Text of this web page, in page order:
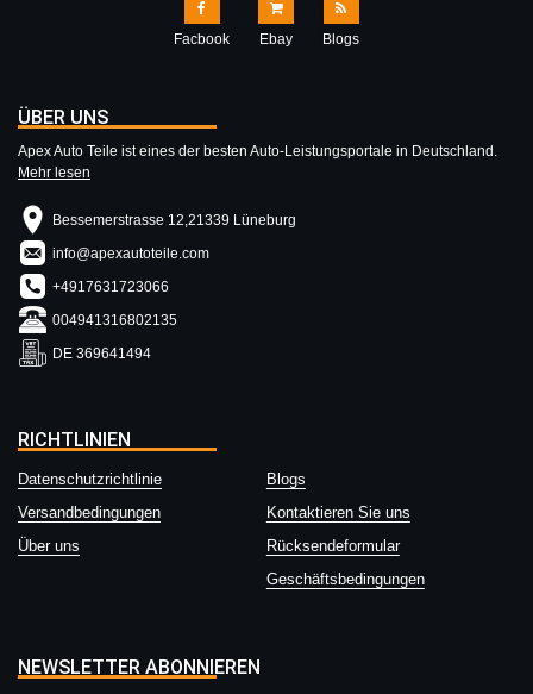
Facbook Ebay Blogs
ÜBER UNS
Apex Auto Teile ist eines der besten Auto-Leistungsportale in Deutschland.
Mehr lesen
Bessemerstrasse 12,21339 Lüneburg
info@apexautoteile.com
+4917631723066
004941316802135
DE 369641494
RICHTLINIEN
Datenschutzrichtlinie
Blogs
Versandbedingungen
Kontaktieren Sie uns
Über uns
Rücksendeformular
Geschäftsbedingungen
NEWSLETTER ABONNIEREN